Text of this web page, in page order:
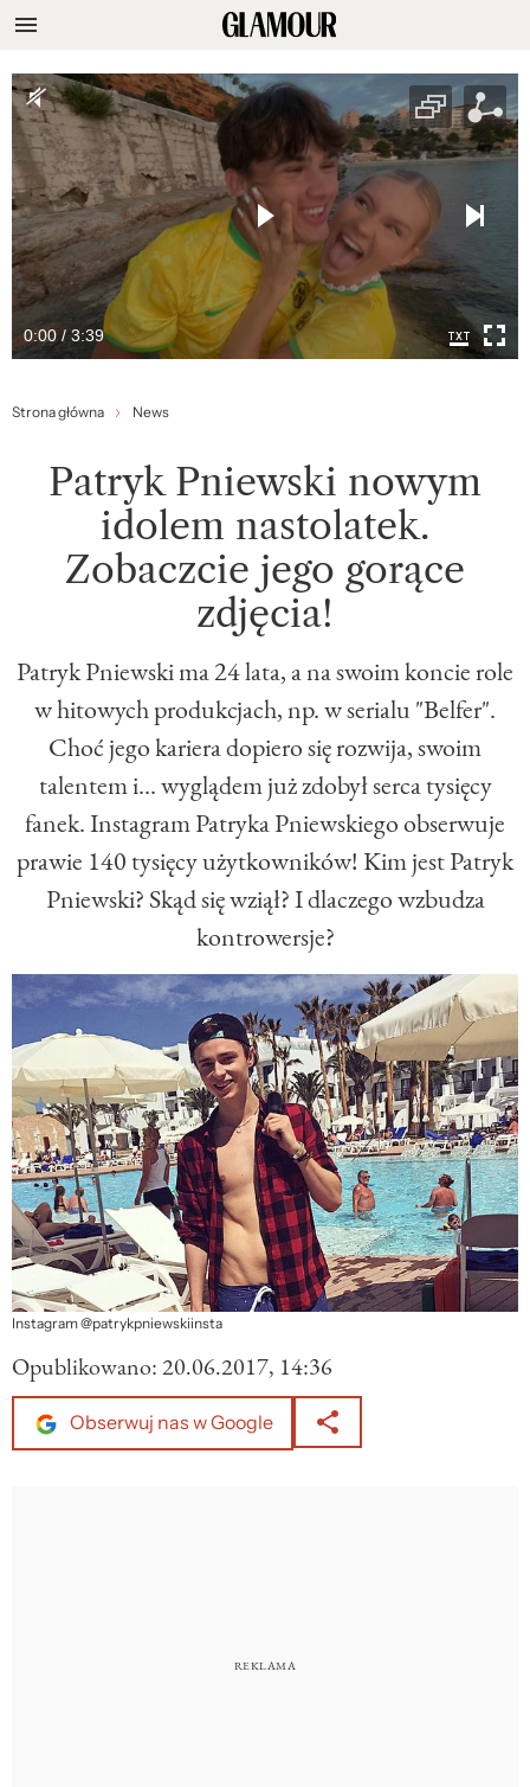
0:00 / 3:39
Strona główna News
Patryk Pniewski nowym
idolem nastolatek.
Zobaczcie jego gorące
zdjęcia!
Patryk Pniewski ma 24 lata, a na swoim koncie role
w hitowych produkcjach, np. w serialu "Belfer".
Choć jego kariera dopiero się rozwija, swoim
talentem i... wyglądem już zdobył serca tysięcy
fanek. Instagram Patryka Pniewskiego obserwuje
prawie 140 tysięcy użytkowników! Kim jest Patryk
Pniewski? Skąd się wziął? I dlaczego wzbudza
kontrowersje?
Instagram @patrykpniewskiinsta
Opublikowano:20.06.2017, 14:36
Obserwuj nas w Google